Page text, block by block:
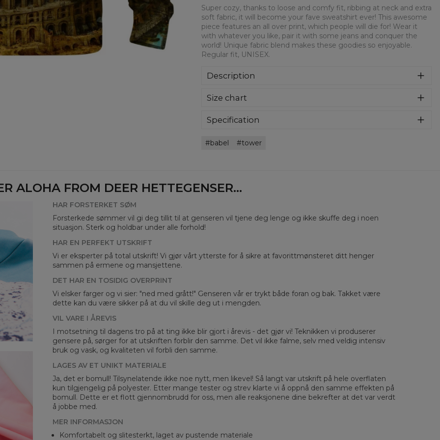
Super cozy, thanks to loose and comfy fit, ribbing at neck and extra
soft fabric, it will become your fave sweatshirt ever! This awesome
piece features an all over print, which people will die for! Wear it
with whatever you like, pair it with some jeans and conquer the
world! Unique fabric blend makes these goodies so enjoyable.
Regular fit, UNISEX.
Description
poliestru z wysokiej jakości nadrukiem z przodu i z tyłu.
rękawy. Trwałe, wzmocnione szwy są kolorowe, aby zachować
Size chart
CM
XS S M L XL 2XL
A - Length
Specification
Cut:
babel tower
ALOHA FROM DEER HETTEGENSER...
HAR FORSTERKET SØM
Forsterkede sømmer vil gi deg tillit til at genseren vil tjene deg lenge og ikke skuffe deg i noen
situasjon. Sterk og holdbar under alle forhold!
HAR EN PERFEKT UTSKRIFT
Vi er eksperter på total utskrift! Vi gjør vårt ytterste for å sikre at favorittmønsteret ditt henger
sammen på ermene og mansjettene.
DET HAR EN TOSIDIG OVERPRINT
Vi elsker farger og vi sier: "ned med grått!" Genseren vår er trykt både foran og bak. Takket være
dette kan du være sikker på at du vil skille deg ut i mengden.
VIL VARE I ÅREVIS
I motsetning til dagens tro på at ting ikke blir gjort i årevis - det gjør vi! Teknikken vi produserer
gensere på, sørger for at utskriften forblir den samme. Det vil ikke falme, selv med veldig intensiv
bruk og vask, og kvaliteten vil forbli den samme.
LAGES AV ET UNIKT MATERIALE
Ja, det er bomull! Tilsynelatende ikke noe nytt, men likevel! Så langt var utskrift på hele overflaten
kun tilgjengelig på polyester. Etter mange tester og strev klarte vi å oppnå den samme effekten på
bomull. Dette er et flott gjennombrudd for oss, men alle reaksjonene dine bekrefter at det var verdt
å jobbe med.
MER INFORMASJON
Komfortabelt og slitesterkt, laget av pustende materiale